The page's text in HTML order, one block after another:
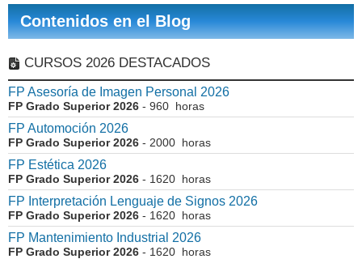
Contenidos en el Blog
CURSOS 2026 DESTACADOS
FP Asesoría de Imagen Personal 2026
FP Grado Superior 2026 - 960 horas
FP Automoción 2026
FP Grado Superior 2026 - 2000 horas
FP Estética 2026
FP Grado Superior 2026 - 1620 horas
FP Interpretación Lenguaje de Signos 2026
FP Grado Superior 2026 - 1620 horas
FP Mantenimiento Industrial 2026
FP Grado Superior 2026 - 1620 horas